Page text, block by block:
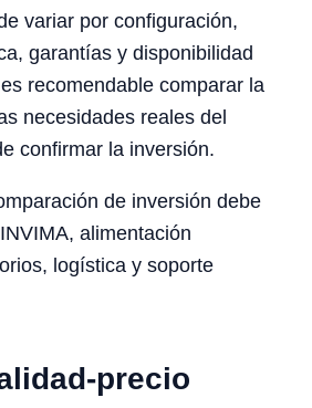
variar por configuración,
garantías y disponibilidad
recomendable comparar la
necesidades reales del
confirmar la inversión.
de inversión debe
alimentación
logística y soporte
precio